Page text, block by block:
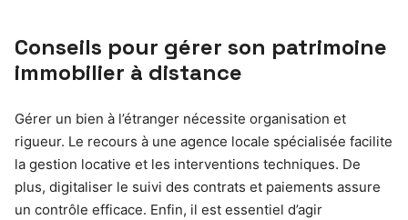
Conseils pour gérer son patrimoine
immobilier à distance
Gérer un bien à l’étranger nécessite organisation et
rigueur. Le recours à une agence locale spécialisée facilite
la gestion locative et les interventions techniques. De
plus, digitaliser le suivi des contrats et paiements assure
un contrôle efficace. Enfin, il est essentiel d’agir